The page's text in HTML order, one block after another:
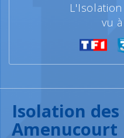
vu
Isolation des
Amenucourt